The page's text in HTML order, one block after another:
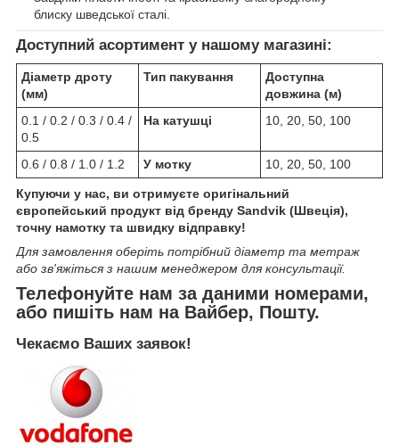
блиску шведської сталі.
Доступний асортимент у нашому магазині:
Діаметр дроту
(мм)
Тип пакування
Доступна
довжина (м)
0.1 / 0.2 / 0.3 / 0.4 /
0.5
На катушці 10, 20, 50, 100
0.6 / 0.8 / 1.0 / 1.2 У мотку 10, 20, 50, 100
Купуючи у нас, ви отримуєте оригінальний
європейський продукт від бренду Sandvik (Швеція),
точну намотку та швидку відправку!
Для замовлення оберіть потрібний діаметр та метраж
або зв'яжіться з нашим менеджером для консультації.
Телефонуйте нам за даними номерами,
або пишіть нам на Вайбер, Пошту.
Чекаємо Ваших заявок!